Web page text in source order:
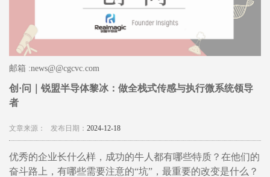
邮箱 :news@@cgcvc.com
创·问｜锐盟半导体黎冰：做全栈式传感与执行微系统领导
者
文章来源： 发布日期： 2024-12-18
优秀的企业长什么样，成功的牛人都有哪些特质？在他们的
奋斗路上，有哪些需要注意的“坑”，最重要的改变是什么？